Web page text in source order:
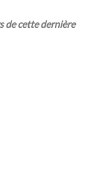
de cette dernière